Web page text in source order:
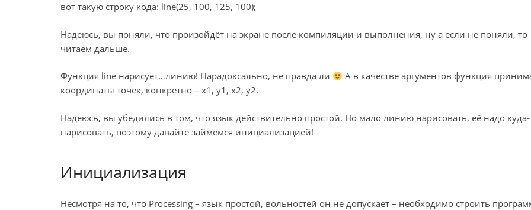
вот такую строку кода: line(25, 100, 125, 100);
Надеюсь, вы поняли, что произойдёт на экране после компиляции и выполнения, ну а если не поняли, то
читаем дальше.
Функция line нарисует…линию! Парадоксально, не правда ли
А в качестве аргументов функция
координаты точек, конкретно – x1, y1, x2, y2.
Надеюсь, вы убедились в том, что язык действительно простой. Но мало линию нарисовать, её надо куда-
нарисовать, поэтому давайте займёмся инициализацией!
Инициализация
Несмотря на то, что Processing – язык простой, вольностей он не допускает – необходимо строить